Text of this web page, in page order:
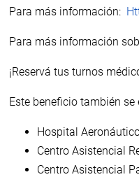
Para más información:
Para más información
¡Reservá tus turnos
Este beneficio también
Hospital
Centro Asistencial
Centro Asistencial